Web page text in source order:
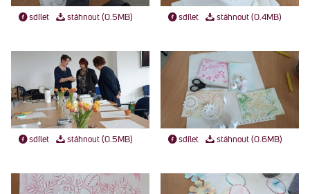
sdílet stáhnout (0.5MB) sdílet stáhnout (0.4MB)
sdílet stáhnout (0.5MB) sdílet stáhnout (0.6MB)